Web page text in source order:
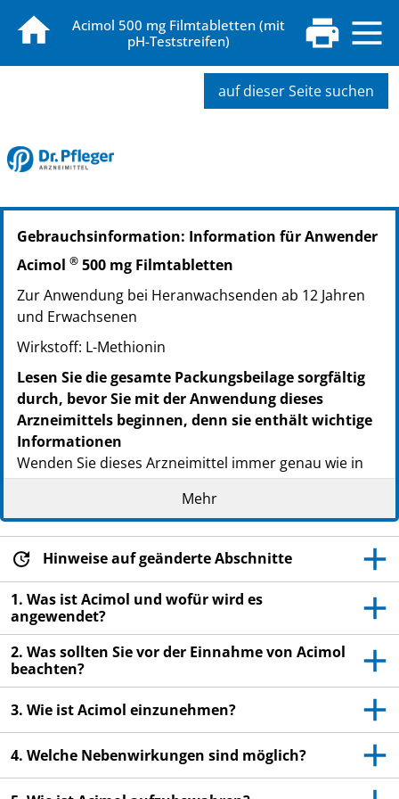
Acimol 500 mg Filmtabletten (mit
pH-Teststreifen)
auf dieser Seite suchen
PZN: 02766290
PPN: 110276629077
PZN: 02766309
Gebrauchsinformation: Information für Anwender
Acimol ® 500 mg Filmtabletten
Zur Anwendung bei Heranwachsenden ab 12 Jahren
und Erwachsenen
Wirkstoff: L-Methionin
Lesen Sie die gesamte Packungsbeilage sorgfältig
durch, bevor Sie mit der Anwendung dieses
Arzneimittels beginnen, denn sie enthält wichtige
Informationen
Wenden Sie dieses Arzneimittel immer genau wie in
dieser Packungsbeilage beschrieben bzw. genau nach
Anweisung Ihres Arztes oder Apothekers an.
Heben Sie die Packungsbeilage auf. Vielleicht
möchten Sie diese später nochmals lesen.
Fragen Sie Ihren Apotheker, wenn Sie weitere
Informationen oder einen Rat benötigen.
Wenn Sie Nebenwirkungen bemerken, wenden Sie
sich an Ihren Arzt oder Apotheker. Dies gilt auch
für Nebenwirkungen, die nicht in dieser
Packungsbeilage angegeben sind. Siehe Abschnitt
Wenn Sie sich nicht besser oder gar schlechter
fühlen, wenden Sie sich an Ihren Arzt.
Mehr
Hinweise auf geänderte Abschnitte
1. Was ist Acimol und wofür wird es
angewendet?
2. Was sollten Sie vor der Einnahme von Acimol
beachten?
3. Wie ist Acimol einzunehmen?
4. Welche Nebenwirkungen sind möglich?